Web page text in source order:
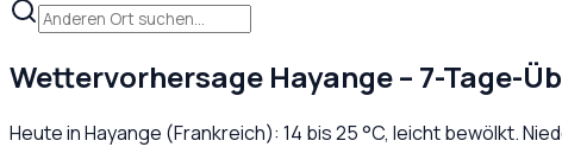
Wettervorhersage Hayange– 7-Tage-
Heute inHayange (Frankreich): 14 bis25°C, leicht bewölkt.